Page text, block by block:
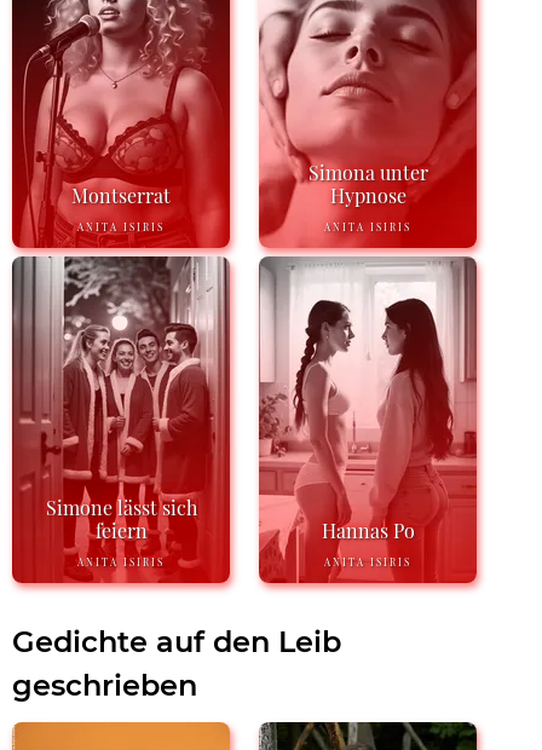
Montserrat
ANITA ISIRIS
Simona unter
Hypnose
ANITA ISIRIS
Simone lässt sich
feiern
ANITA ISIRIS
Hannas Po
ANITA ISIRIS
Gedichte auf den Leib
geschrieben